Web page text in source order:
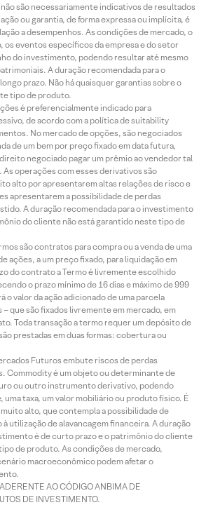
são necessariamente indicativos de resultados
ou garantia, de forma expressa ou implícita, é
a desempenhos. As condições de mercado, o
eventos específicos da empresa e do setor
do investimento, podendo resultar até mesmo
A duração recomendada para o
prazo. Não há quaisquer garantias sobre o
tipo de produto.
é preferencialmente indicado para
de acordo com a política de suitability
No mercado de opções, são negociados
de um bem por preço fixado em data futura,
negociado pagar um prêmio ao vendedor tal
operações com esses derivativos são
alto por apresentarem altas relações de risco e
apresentarem a possibilidade de perdas
A duração recomendada para o investimento
do cliente não está garantido neste tipo de
são contratos para compra ou a venda de uma
ações, a um preço fixado, para liquidação em
do contrato a Termo é livremente escolhido
o prazo mínimo de 16 dias e máximo de 999
o valor da ação adicionado de uma parcela
que são fixados livremente em mercado, em
Toda transação a termo requer um depósito de
prestadas em duas formas: cobertura ou
Futuros embute riscos de perdas
Commodity é um objeto ou determinante de
ou outro instrumento derivativo, podendo
taxa, um valor mobiliário ou produto físico. É
alto, que contempla a possibilidade de
utilização de alavancagem financeira. A duração
é de curto prazo e o patrimônio do cliente
de produto. As condições de mercado,
macroeconômico podem afetar o
AO CÓDIGO ANBIMA DE
DE INVESTIMENTO.